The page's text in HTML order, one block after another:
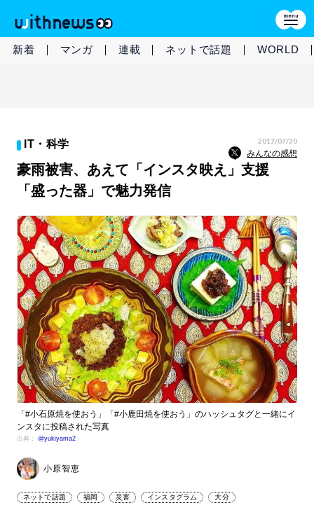
新着 マンガ 連載 ネットで話題 WORLD
IT・科学 2017/07/30
みんなの感想
豪雨被害、あえて「インスタ映え」支援
「盛った器」で魅力発信
「#小石原焼を使おう」「#小鹿田焼を使おう」のハッシュタグと一緒にイ
ンスタに投稿された写真
出典： @yukiyama2
小原智恵
ネットで話題 福岡 災害 インスタグラム 大分